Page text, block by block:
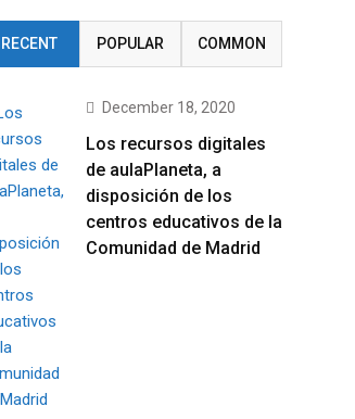
RECENT POPULAR COMMON
December 18, 2020
Los recursos digitales
de aulaPlaneta, a
disposición de los
centros educativos de la
Comunidad de Madrid